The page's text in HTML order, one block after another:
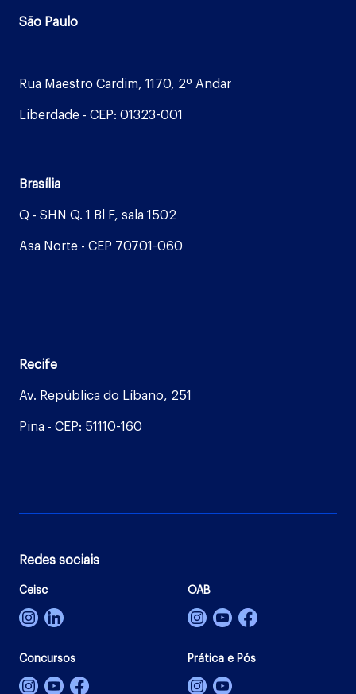
São Paulo
Rua Maestro Cardim, 1170, 2º Andar
Liberdade - CEP: 01323-001
Brasília
Q - SHN Q. 1 Bl F, sala 1502
Asa Norte - CEP 70701-060
Recife
Av. República do Líbano, 251
Pina - CEP: 51110-160
Redes sociais
Ceisc OAB
Concursos Prática e Pós